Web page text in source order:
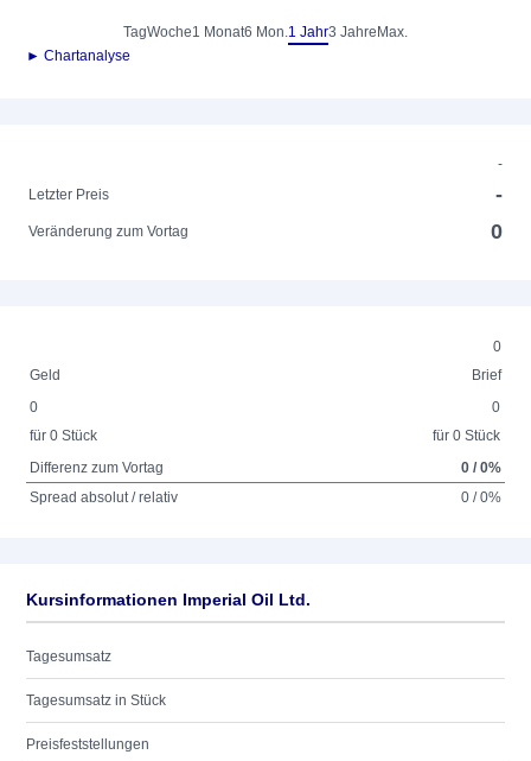
TagWoche1 Monat6 Mon.1 Jahr3 Jahre Max.
► Chartanalyse
-
Letzter Preis
-
Veränderung zum Vortag 0
0
Geld
Brief
0
für 0 Stück
0
für 0 Stück
Differenz zum Vortag
0 / 0%
Spread absolut / relativ
0 / 0%
Kursinformationen Imperial Oil Ltd.
Tagesumsatz
Tagesumsatz in Stück
Preisfeststellungen